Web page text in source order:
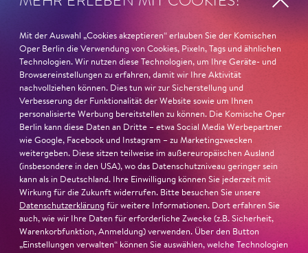
Macbeth von Mzensk sei jederzeit authentisch, ziehe das
Publikum in ihren Bann, fordere zum Miterleben und
Mitleiden heraus – niemand im Saal bliebe teilnahmslos
zurück, lobt die Jury Ambur Braids stimmliche Wucht
und ihre starke Bühnenpräsenz:
»In dem überwältigenden Farbenreichtum ihres Spiels
sind Auflehnung und Verletzlichkeit ebenso nachfühlbar
wie die verzweifelte Einsamkeit ihrer Figur.«Jury-
Begründung
Mit der Auswahl „Cookies akzeptieren“ erlauben Sie der Komischen
Oper Berlin die Verwendung von Cookies, Pixeln, Tags und ähnlichen
Technologien. Wir nutzen diese Technologien, um Ihre Geräte- und
Browsereinstellungen zu erfahren, damit wir Ihre Aktivität
nachvollziehen können. Dies tun wir zur Sicherstellung und
Verbesserung der Funktionalität der Website sowie um Ihnen
personalisierte Werbung bereitstellen zu können. Die Komische Oper
Berlin kann diese Daten an Dritte – etwa Social Media Werbepartner
wie Google, Facebook und Instagram – zu Marketingzwecken
weitergeben. Diese sitzen teilweise im außereuropäischen Ausland
(insbesondere in den USA), wo das Datenschutzniveau geringer sein
kann als in Deutschland. Ihre Einwilligung können Sie jederzeit mit
Wirkung für die Zukunft widerrufen. Bitte besuchen Sie unsere
Datenschutzerklärung für weitere Informationen. Dort erfahren Sie
auch, wie wir Ihre Daten für erforderliche Zwecke (z.B. Sicherheit,
Warenkorbfunktion, Anmeldung) verwenden. Über den Button
„Einstellungen verwalten“ können Sie auswählen, welche Technologien